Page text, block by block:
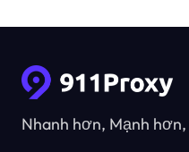
Nhanh hơn, Mạnh